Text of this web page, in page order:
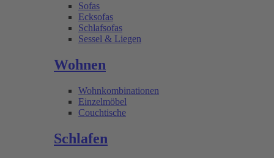
Sofas
Ecksofas
Schlafsofas
Sessel & Liegen
Wohnen
Wohnkombinationen
Einzelmöbel
Couchtische
Schlafen